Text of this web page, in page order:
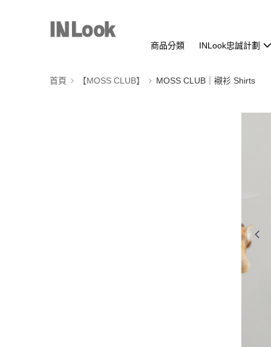
商品分類 INLook忠誠計劃
首頁 【MOSS CLUB】 MOSS CLUB｜襯衫 Shirts